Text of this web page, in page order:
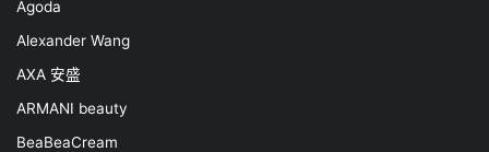
Agoda
Alexander Wang
AXA 安盛
ARMANI beauty
BeaBeaCream